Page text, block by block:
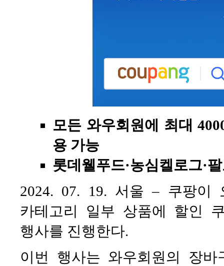
모든 와우회원에 최대
용 가능
롯데웰푸드·농심켈로그·
2024. 07. 19. 서울 – 쿠팡이
카테고리 일부 상품에 할인
행사를 진행한다.
이번 행사는 와우회원의 장